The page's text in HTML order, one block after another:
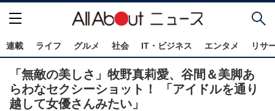
連載 ライフ グルメ 社会 IT・ビジネス エンタメ リサ
「無敵の美しさ」牧野真莉愛、谷間＆美脚あ
らわなセクシーショット！ 「アイドルを通り
越して女優さんみたい」